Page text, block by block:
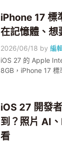
iPhone 17 標
在記憶體、想
2026/06/18 by編
iOS 27 的 Apple
8GB，iPhone 17 標
感知等核心功能標
全系搭載 12GB 的
大家拆解這次的規
iOS 27 開發
到？照片 AI
看